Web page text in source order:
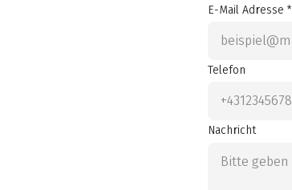
E-Mail Adresse *
Telefon
Nachricht